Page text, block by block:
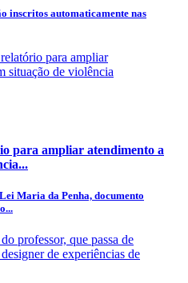
inscritos automaticamente nas
para ampliar atendimento a
Maria da Penha, documento